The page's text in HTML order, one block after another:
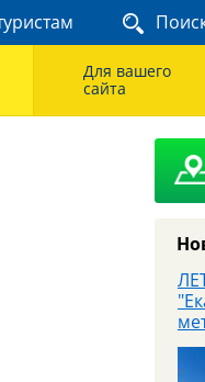
Для вашего
сайта
8